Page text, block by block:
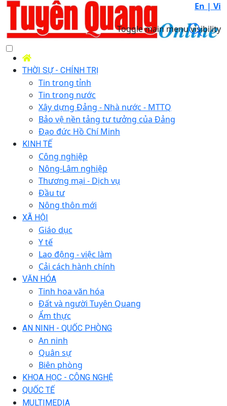
En | Vi
Toggle main menu visibility
THỜI SỰ - CHÍNH TRỊ
Tin trong tỉnh
Tin trong nước
Xây dựng Đảng - Nhà nước - MTTQ
Bảo vệ nền tảng tư tưởng của Đảng
Đạo đức Hồ Chí Minh
KINH TẾ
Công nghiệp
Nông-Lâm nghiệp
Thương mại - Dịch vụ
Đầu tư
Nông thôn mới
XÃ HỘI
Giáo dục
Y tế
Lao động - việc làm
Cải cách hành chính
VĂN HÓA
Tinh hoa văn hóa
Đất và người Tuyên Quang
Ẩm thực
AN NINH - QUỐC PHÒNG
An ninh
Quân sự
Biên phòng
KHOA HỌC - CÔNG NGHỆ
QUỐC TẾ
MULTIMEDIA